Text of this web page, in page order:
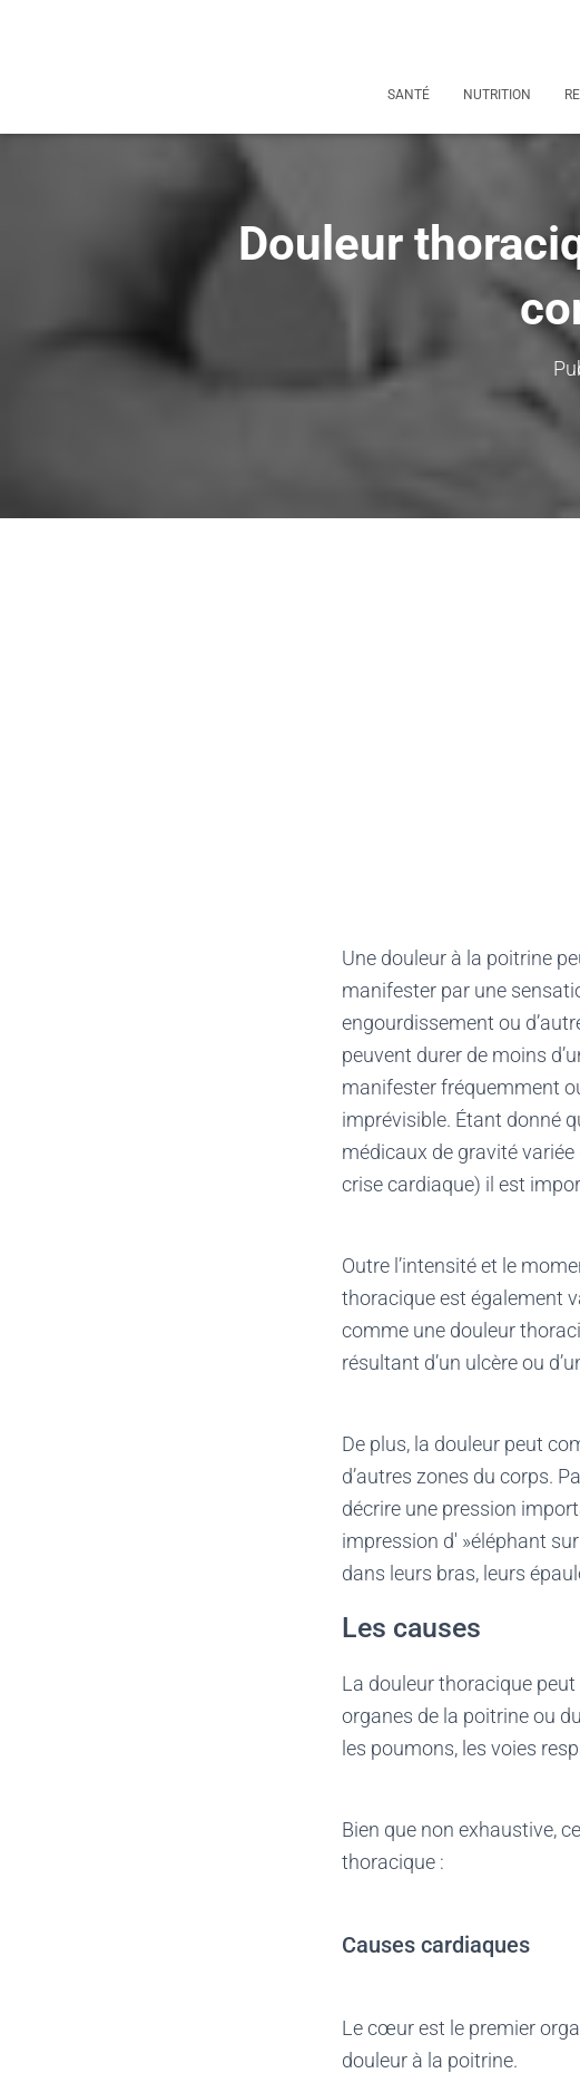
SANTÉ NUTRITION
Douleur
Une douleur à la poitrine
manifester par une
engourdissement ou
peuvent durer de moins
manifester fréquemment
imprévisible. Étant donné
médicaux de gravité
crise cardiaque) il est
Outre l’intensité et le
thoracique est également
comme une douleur
résultant d’un ulcère ou
De plus, la douleur peut
d’autres zones du corps.
décrire une pression
impression d' »éléphant
dans leurs bras, leurs
Les causes
La douleur thoracique
organes de la poitrine ou
les poumons, les voies
Bien que non exhaustive,
thoracique :
Causes cardiaques
Le cœur est le premier
douleur à la poitrine.